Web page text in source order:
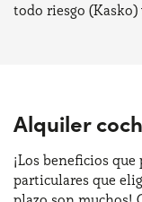
todo riesgo
Alquiler
¡Los beneficios
particulares que